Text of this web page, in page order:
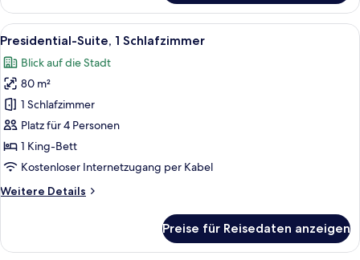
1
Schlafzimmer
Alle
Fotos
für
Presidential-
Suite,
1
Schlafzimmer
anzeigen
Ein geräumiges Schlafzimmer mit
11
Presidential-Suite, 1 Schlafzimmer
Blick auf die Stadt
80 m²
1 Schlafzimmer
Platz für 4 Personen
1 King-Bett
Kostenloser Internetzugang per Kabel
Weitere Details
Weitere
Suite,
Preise für Reisedaten anzeigen